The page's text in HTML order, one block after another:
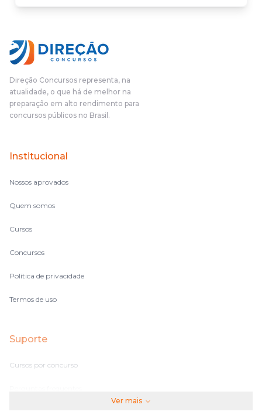
Direção Concursos representa, na
atualidade, o que há de melhor na
preparação em alto rendimento para
concursos públicos no Brasil.
Institucional
Nossos aprovados
Quem somos
Cursos
Concursos
Política de privacidade
Termos de uso
Suporte
Cursos por concurso
Ver mais